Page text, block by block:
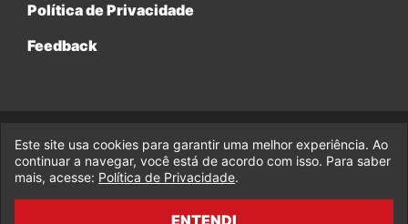
Política de Privacidade
Feedback
© 2017-2026 Legado da Marvel, uma empresa da Legado
Enterprises.
fabiolobo
Este site usa cookies para garantir uma melhor experiência. Ao
continuar a navegar, você está de acordo com isso. Para saber
mais, acesse: Política de Privacidade.
ENTENDI